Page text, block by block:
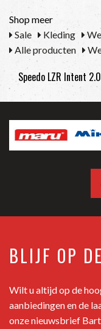
Shop meer
Sale
Kleding
Alle producten
Speedo LZR Intent
BLIJF OP
Wilt u altijd op de
aanbiedingen en de
onze nieuwsbrief